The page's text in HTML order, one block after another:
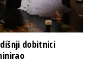
dobitnici